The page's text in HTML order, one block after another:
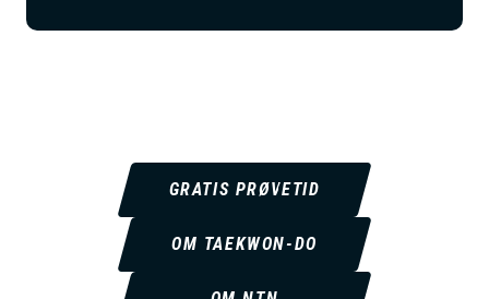
GRATIS PRØVETID
OM TAEKWON-DO